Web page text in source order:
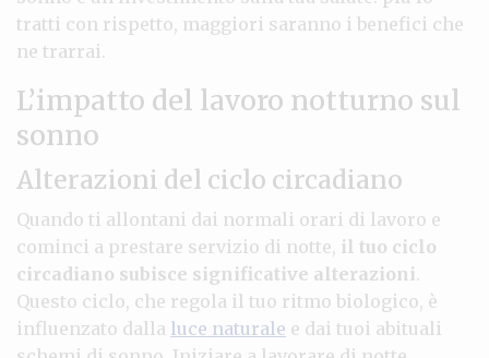
tratti con rispetto, maggiori saranno i benefici che
ne trarrai.
L’impatto del lavoro notturno sul
sonno
Alterazioni del ciclo circadiano
Quando ti allontani dai normali orari di lavoro e
cominci a prestare servizio di notte, il tuo ciclo
circadiano subisce significative alterazioni.
Questo ciclo, che regola il tuo ritmo biologico, è
influenzato dalla luce naturale e dai tuoi abituali